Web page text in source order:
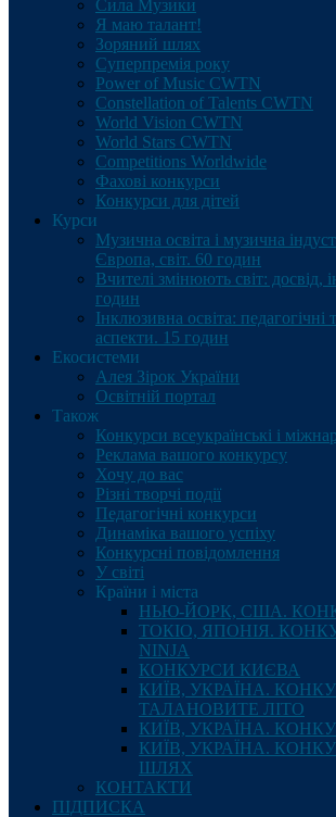
Сила Музики
Я маю талант!
Зоряний шлях
Суперпремія року
Power of Music CWTN
Constellation of Talents CWTN
World Vision CWTN
World Stars CWTN
Competitions Worldwide
Фахові конкурси
Конкурси для дітей
Курси
Музична освіта і музична
Європа, світ. 60 годин
Вчителі змінюють світ: досвід,
годин
Інклюзивна освіта: педагогічні
аспекти. 15 годин
Екосистеми
Алея Зірок України
Освітній портал
Також
Конкурси всеукраїнські і
Реклама вашого конкурсу
Хочу до вас
Різні творчі події
Педагогічні конкурси
Динаміка вашого успіху
Конкурсні повідомлення
У світі
Країни і міста
НЬЮ-ЙОРК, США.
ТОКІО, ЯПОНІЯ.
NINJA
КОНКУРСИ КИЄВА
КИЇВ, УКРАЇНА.
ТАЛАНОВИТЕ ЛІТО
КИЇВ, УКРАЇНА.
КИЇВ, УКРАЇНА.
ШЛЯХ
КОНТАКТИ
ПІДПИСКА